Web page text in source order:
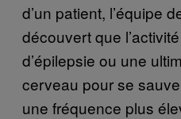
d’un patient, l’équipe
découvert que
d’épilepsie ou une
cerveau pour se
une fréquence plus